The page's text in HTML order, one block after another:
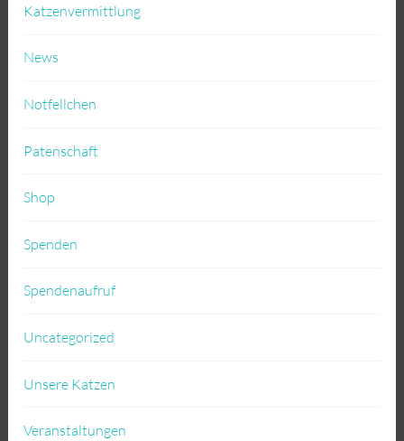
Katzenvermittlung
News
Notfellchen
Patenschaft
Shop
Spenden
Spendenaufruf
Uncategorized
Unsere Katzen
Veranstaltungen